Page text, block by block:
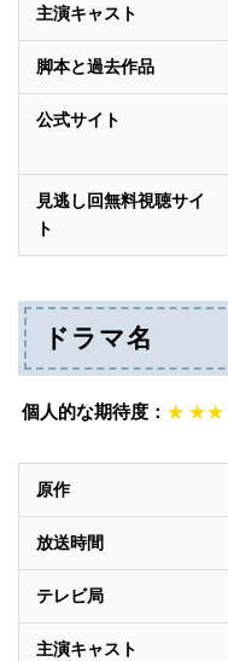
主演キャスト
脚本と過去作品
公式サイト
見逃し回無料視聴サイ
ト
ドラマ名
個人的な期待度： ★ ★★
原作
放送時間
テレビ局
主演キャスト